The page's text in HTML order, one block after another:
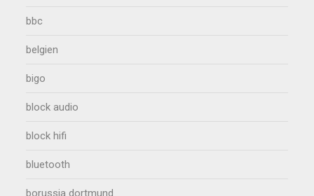
bbc
belgien
bigo
block audio
block hifi
bluetooth
borussia dortmund